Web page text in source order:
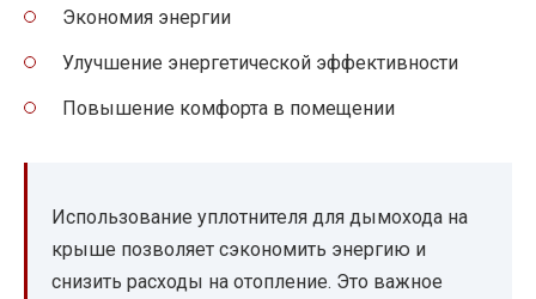
Экономия энергии
Улучшение энергетической эффективности
Повышение комфорта в помещении
Использование уплотнителя для дымохода на
крыше позволяет сэкономить энергию и
снизить расходы на отопление. Это важное